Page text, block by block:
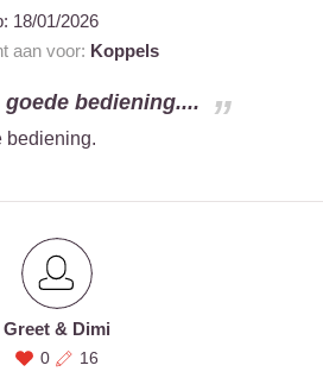
18/01/2026
aan voor: Koppels
bediening....
bediening.
Greet & Dimi
0 16